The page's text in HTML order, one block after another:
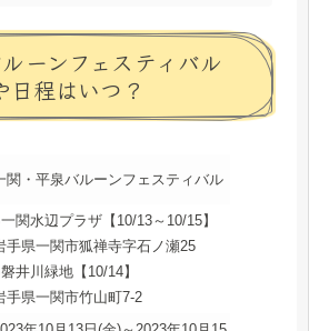
ーンフェスティバル
程はいつ？
関・平泉バルーンフェスティバル
関水辺プラザ【10/13～10/15】
手県一関市狐禅寺字石ノ瀬25
井川緑地【10/14】
手県一関市竹山町7-2